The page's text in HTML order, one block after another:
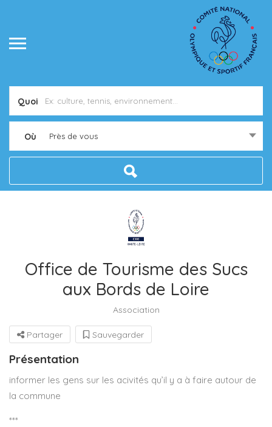
Quoi
Où Près de vous
Office de Tourisme des Sucs
aux Bords de Loire
Association
Partager Sauvegarder
Présentation
informer les gens sur les acivités qu’il y a à faire autour de
la commune
***